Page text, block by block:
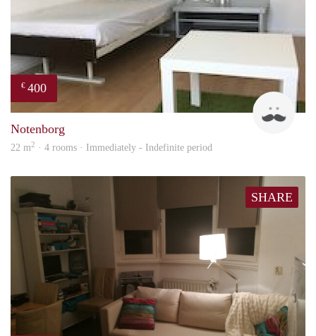
€ 400
Roel
Notenborg
22 m2 · 4 rooms · Immediately - Indefinite period
SHARE